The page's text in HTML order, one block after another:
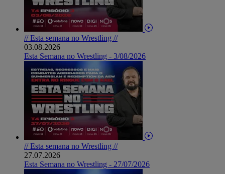
// Esta semana no Wrestling //
03.08.2026
Esta Semana no Wrestling - 3/08/2026
// Esta semana no Wrestling //
27.07.2026
Esta Semana no Wrestling - 27/07/2026